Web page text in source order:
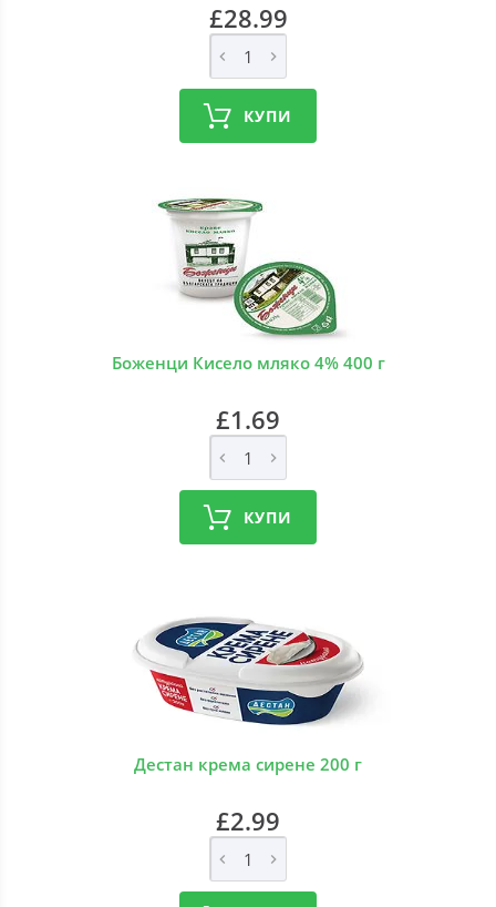
£28.99
КУПИ
Боженци Кисело мляко 4% 400 г
£1.69
КУПИ
Дестан крема сирене 200 г
£2.99